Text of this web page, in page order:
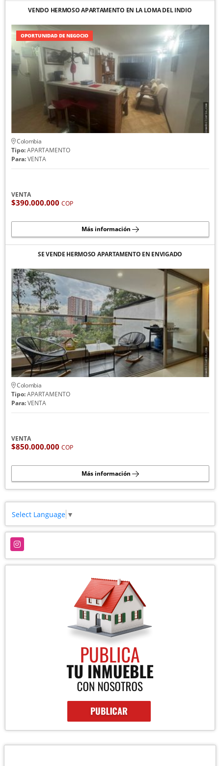
VENDO HERMOSO APARTAMENTO EN LA LOMA DEL INDIO
OPORTUNIDAD DE NEGOCIO
Colombia
Tipo:APARTAMENTO
Para:VENTA
VENTA
$390.000.000 COP
Más información
SE VENDE HERMOSO APARTAMENTO EN ENVIGADO
Colombia
Tipo:APARTAMENTO
Para:VENTA
VENTA
$850.000.000 COP
Más información
Select Language ▼
Instagram